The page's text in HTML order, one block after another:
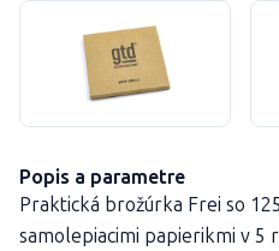
Popis a parametre
Praktická brožúrka Frei so
samolepiacimi papierikmi v 5